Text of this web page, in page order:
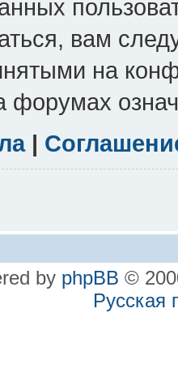
вам
на
форумах
|
by phpBB ©
Русская